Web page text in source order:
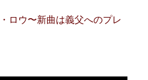
ロウ〜新曲は義父へのプレ